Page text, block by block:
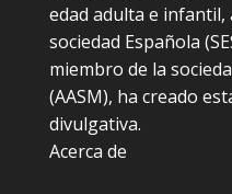
edad adulta e
sociedad Española
miembro de la
(AASM), ha creado
divulgativa.
Acerca de